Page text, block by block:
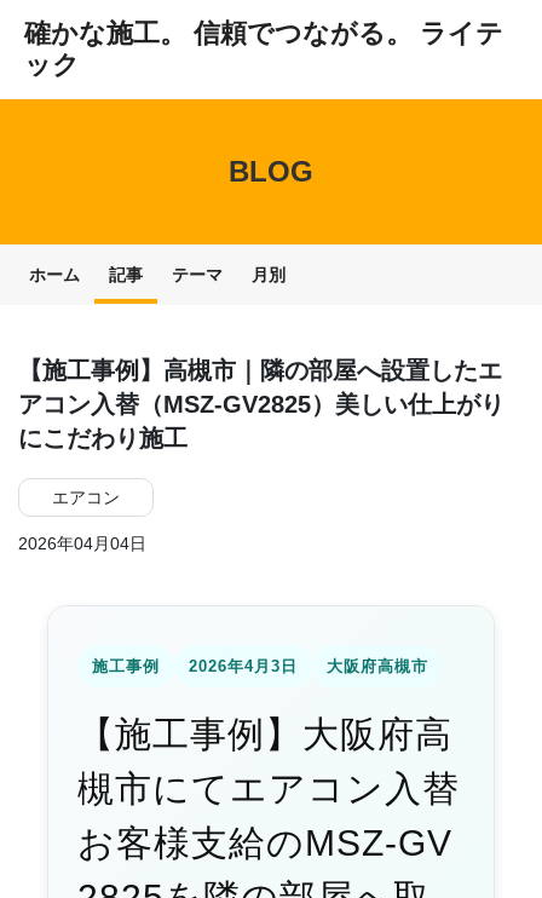
確かな施工。 信頼でつながる。 ライテ
ック
BLOG
ホーム 記事 テーマ 月別
【施工事例】高槻市｜隣の部屋へ設置したエ
アコン入替（MSZ-GV2825）美しい仕上がり
にこだわり施工
エアコン
2026年04月04日
施工事例 2026年4月3日 大阪府高槻市
【施工事例】大阪府高
槻市にてエアコン入替
お客様支給のMSZ-GV